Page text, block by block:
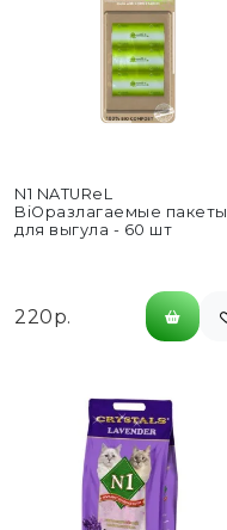
N1 NATUReL
BiOразлагаемые пакеты
для выгула - 60 шт
220р.